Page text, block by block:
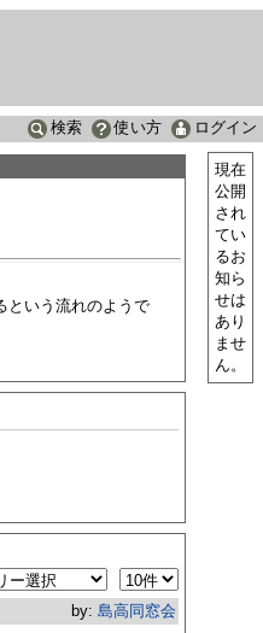
検索 使い方 ログイン
という流れのようで
by: 島高同窓会
現在
公開
され
てい
るお
知ら
せは
あり
ませ
ん。